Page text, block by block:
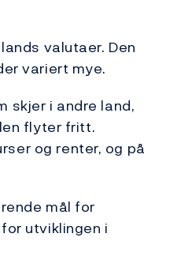
valutaer. Den
variert mye.
skjer i andre land,
flyter fritt.
og renter, og på
mål for
utviklingen i